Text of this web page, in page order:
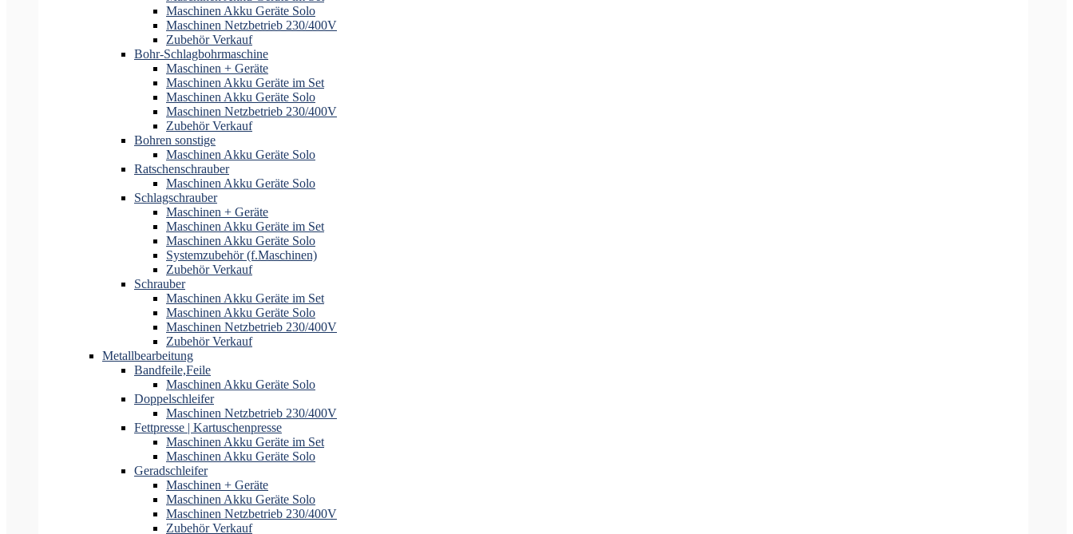
Maschinen Akku Geräte Solo
Maschinen Netzbetrieb 230/400V
Zubehör Verkauf
Bohr-Schlagbohrmaschine
Maschinen + Geräte
Maschinen Akku Geräte im Set
Maschinen Akku Geräte Solo
Maschinen Netzbetrieb 230/400V
Zubehör Verkauf
Bohren sonstige
Maschinen Akku Geräte Solo
Ratschenschrauber
Maschinen Akku Geräte Solo
Schlagschrauber
Maschinen + Geräte
Maschinen Akku Geräte im Set
Maschinen Akku Geräte Solo
Systemzubehör (f.Maschinen)
Zubehör Verkauf
Schrauber
Maschinen Akku Geräte im Set
Maschinen Akku Geräte Solo
Maschinen Netzbetrieb 230/400V
Zubehör Verkauf
Metallbearbeitung
Bandfeile,Feile
Maschinen Akku Geräte Solo
Doppelschleifer
Maschinen Netzbetrieb 230/400V
Fettpresse | Kartuschenpresse
Maschinen Akku Geräte im Set
Maschinen Akku Geräte Solo
Geradschleifer
Maschinen + Geräte
Maschinen Akku Geräte Solo
Maschinen Netzbetrieb 230/400V
Zubehör Verkauf